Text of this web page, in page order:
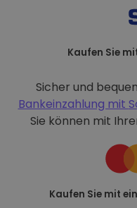
Kaufen Sie
Sicher und
Bankeinzahlung mit
Sie können mit
Kaufen Sie mit